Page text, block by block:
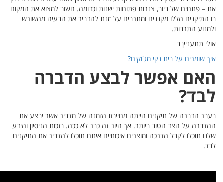
את המקום
את
והידע
התיקנים